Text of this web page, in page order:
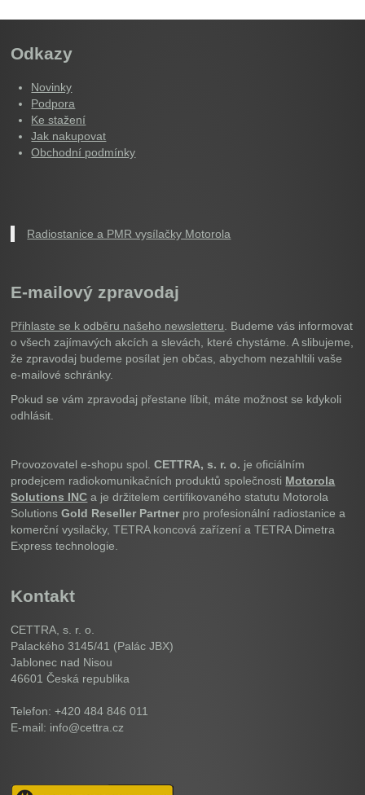
Odkazy
Novinky
Podpora
Ke stažení
Jak nakupovat
Obchodní podmínky
Radiostanice a PMR vysílačky Motorola
E-mailový zpravodaj
Přihlaste se k odběru našeho newsletteru . Budeme vás informovat
o všech zajímavých akcích a slevách, které chystáme. A slibujeme,
že zpravodaj budeme posílat jen občas, abychom nezahltili vaše
e-mailové schránky.
Pokud se vám zpravodaj přestane líbit, máte možnost se kdykoli
odhlásit.
Provozovatel e-shopu spol.CETTRA, s. r. o. je oficiálním
prodejcem radiokomunikačních produktů společnosti Motorola
Solutions INC a je držitelem certifikovaného statutu Motorola
SolutionsGold Reseller Partner pro profesionální radiostanice a
komerční vysilačky, TETRA koncová zařízení a TETRA Dimetra
Express technologie.
Kontakt
CETTRA, s. r. o.
Palackého 3145/41 (Palác JBX)
Jablonec nad Nisou
46601Česká republika
Telefon: +420 484 846 011
E-mail: info@cettra.cz